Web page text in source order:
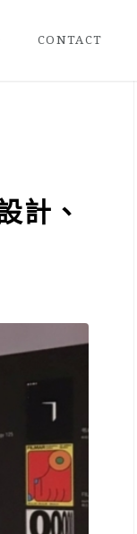
CONTACT
計、